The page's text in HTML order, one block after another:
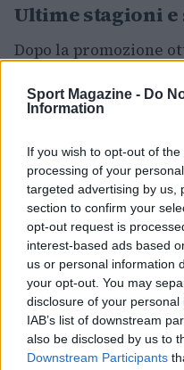
Sport Magazine - Do
Information
If you wish to opt-out of
processing of your
targeted advertising by us,
section to confirm your
opt-out request is
interest-based ads based
us or personal information
your opt-out. You may
disclosure of your
IAB’s list of downstream
also be disclosed by us to
Downstream Participants
Ultime stagioni
Dopo la promozione
nel 2026, la
breve: il 30 aprile
stagione. Sul fronte
organizzata nota
sostenere la
mantenendo intatto
Il percorso rimane
società possa
e ambizione.
Aggiornato all’ 16